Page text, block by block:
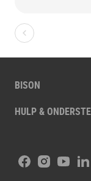
BISON
HULP &
Facebook
Instagram